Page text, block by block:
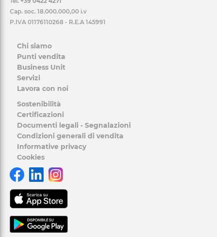
Cap. soc. 18.000.000,00 i.v
P.IVA 01176110268 - R.E.A 145991
Chi siamo
Punti vendita
Business Unit
Servizi
Lavora con noi
Sostenibilità
Certificazioni
Documenti legali - Segnalazioni
Condizioni generali di vendita
Informative privacy
Cookies